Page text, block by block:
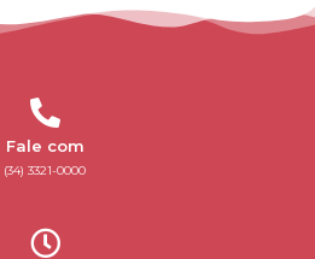
Fale com
(34) 3321-0000